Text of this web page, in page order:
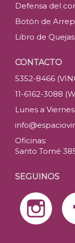
Defensa del
Botón de
Libro de
CONTACTO
5352-8466
11-6162-3088
Lunes a Viernes
Oficinas:
Santo Tomé
SEGUINOS